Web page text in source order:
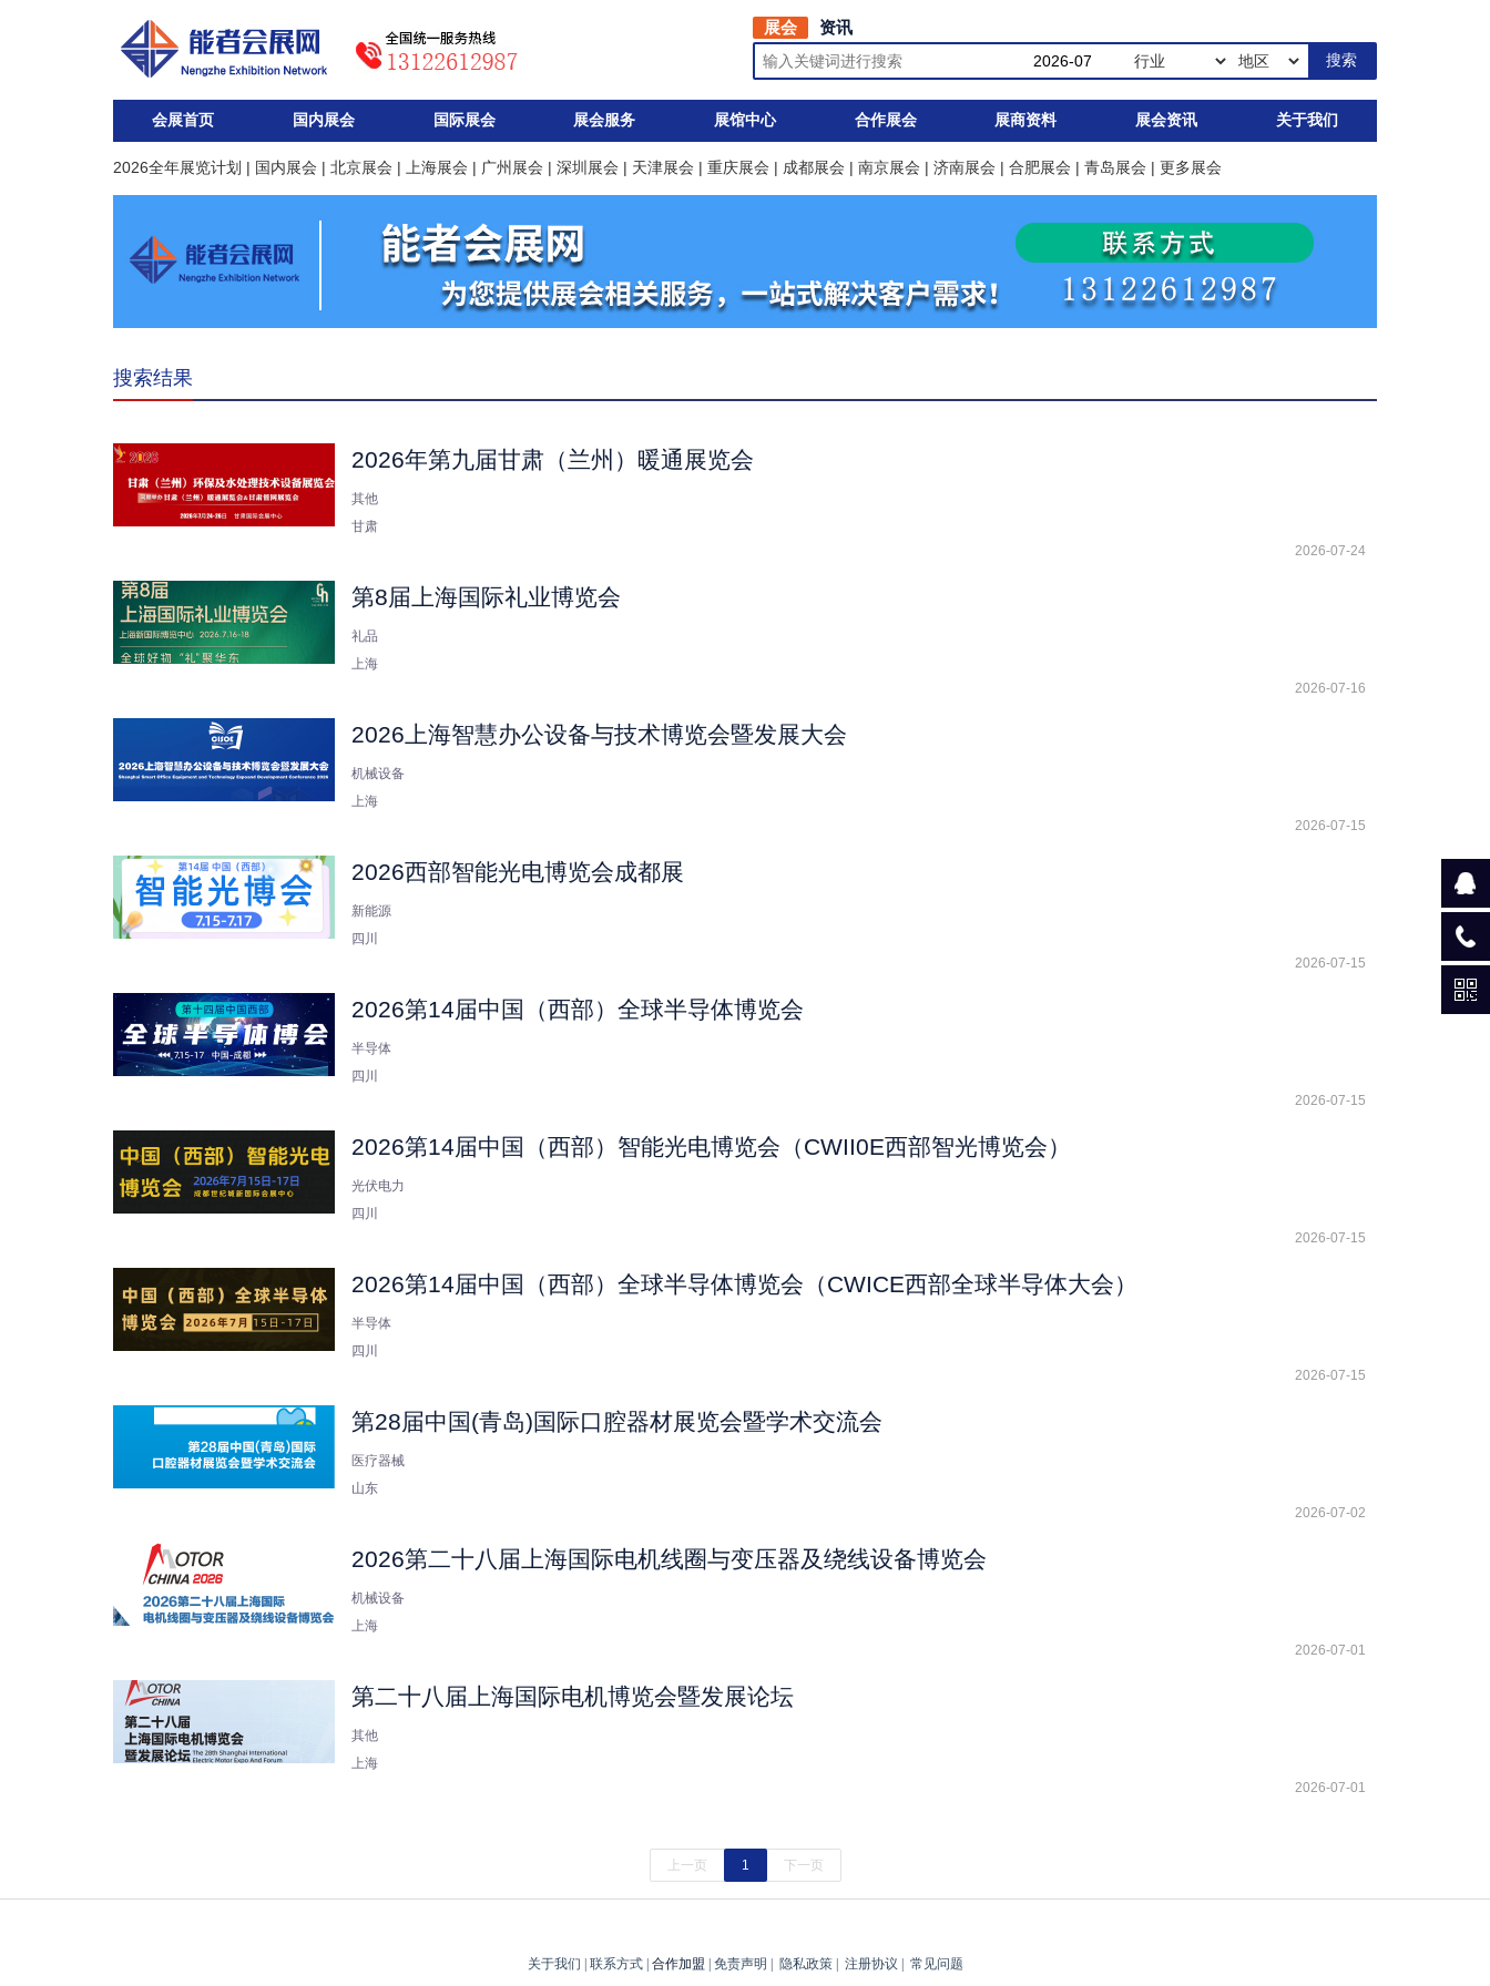
展会 资讯
会展首页 国内展会 国际展会 展会服务 展馆中心 合作展会 展商资料 展会资讯 关于我们
2026全年展览计划 | 国内展会 | 北京展会 | 上海展会 | 广州展会 | 深圳展会 | 天津展会 | 重庆展会 | 成都展会 | 南京展会 | 济南展会 | 合肥展会 | 青岛展会 | 更多展会
搜索结果
2026年第九届甘肃（兰州）暖通展览会
其他
甘肃
2026-07-24
第8届上海国际礼业博览会
礼品
上海
2026-07-16
2026上海智慧办公设备与技术博览会暨发展大会
机械设备
上海
2026-07-15
2026西部智能光电博览会成都展
新能源
四川
2026-07-15
2026第14届中国（西部）全球半导体博览会
半导体
四川
2026-07-15
2026第14届中国（西部）智能光电博览会（CWII0E西部智光博览会）
光伏电力
四川
2026-07-15
2026第14届中国（西部）全球半导体博览会（CWICE西部全球半导体大会）
半导体
四川
2026-07-15
第28届中国(青岛)国际口腔器材展览会暨学术交流会
医疗器械
山东
2026-07-02
2026第二十八届上海国际电机线圈与变压器及绕线设备博览会
机械设备
上海
2026-07-01
第二十八届上海国际电机博览会暨发展论坛
其他
上海
2026-07-01
上一页 1 下一页
关于我们 联系方式| 合作加盟 免责声明 隐私政策| 注册协议 常见问题